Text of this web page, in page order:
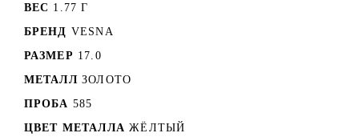
ВЕС 1.77 Г
БРЕНД VESNA
РАЗМЕР 17.0
МЕТАЛЛ ЗОЛОТО
ПРОБА 585
ЦВЕТ МЕТАЛЛА ЖЁЛТЫЙ